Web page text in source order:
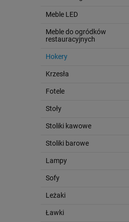
Meble LED
Meble do ogródków
restauracyjnych
Hokery
Krzesła
Fotele
Stoły
Stoliki kawowe
Stoliki barowe
Lampy
Sofy
Leżaki
Ławki